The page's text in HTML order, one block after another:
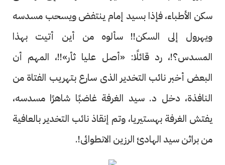
سكن الأطباء، فإذا بسيد إمام ينتفض ويسحب مسدسه
ويهرول إلى السكن!! سألوه من أين أتيت بهذا
المسدس؟!، رد قائلًا: «أصل عليا ثأر»!!، المهم أن
البعض أخبر نائب التخدير الذى سارع بتهريب الفتاة من
النافذة، دخل د. سيد الغرفة غاضبًا شاهرًا مسدسه،
يفتش الغرفة بهستيريا، وتم إنقاذ نائب التخدير بالعافية
من براثن سيد الهادئ الرزين الانطوائى!.